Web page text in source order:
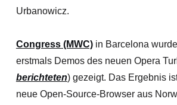
Congress (MWC)in Barcelona
erstmals Demos des neuen Opera
berichteten) gezeigt. Das Ergebnis
neue Open-Source-Browser aus